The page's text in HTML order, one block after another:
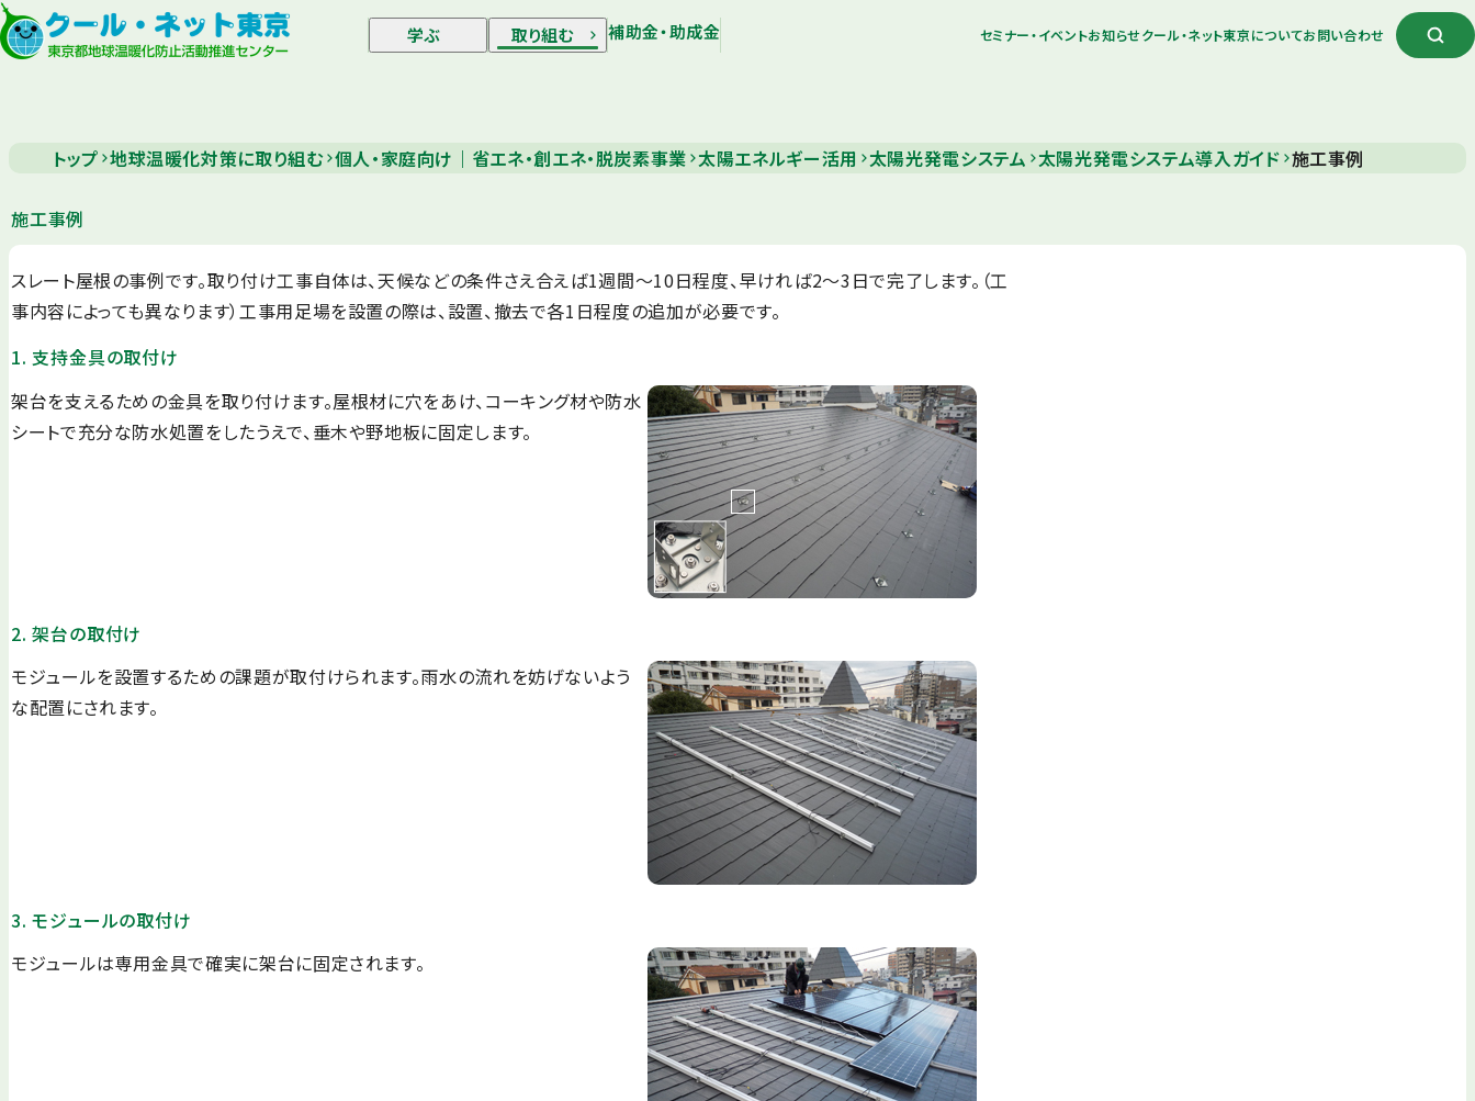
学ぶ 取り組む 補助金・助成金 セミナー・イベントお知らせクール・ネット東京についてお問い合わせ
トップ 地球温暖化対策に取り組む 個人・家庭向け｜省エネ・創エネ・脱炭素事業 太陽エネルギー活用 太陽光発電システム 太陽光発電システム導入ガイド 施工事例
施工事例
スレート屋根の事例です。取り付け工事自体は、天候などの条件さえ合えば1週間～10日程度、早ければ2～3日で完了します。（工
事内容によっても異なります）工事用足場を設置の際は、設置、撤去で各1日程度の追加が必要です。
1. 支持金具の取付け
架台を支えるための金具を取り付けます。屋根材に穴をあけ、コーキング材や防水
シートで充分な防水処置をしたうえで、垂木や野地板に固定します。
2. 架台の取付け
モジュールを設置するための課題が取付けられます。雨水の流れを妨げないよう
な配置にされます。
3. モジュールの取付け
モジュールは専用金具で確実に架台に固定されます。